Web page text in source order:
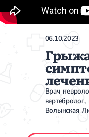
06.10.2023
Врач
вертебролог,
Волынская